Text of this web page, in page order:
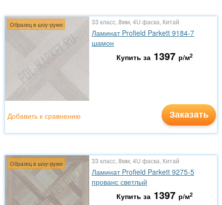
Образец в шоу-руме 33 класс, 8мм, 4U фаска, Китай
Ламинат Profield Parkett 9184-7
шамон
Купить за 1397 р/м2
Заказать
Добавить к сравнению
Образец в шоу-руме 33 класс, 8мм, 4U фаска, Китай
Ламинат Profield Parkett 9275-5
прованс светлый
Купить за 1397 р/м2